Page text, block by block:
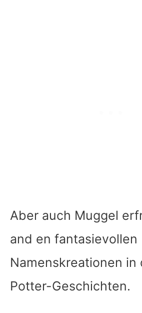
Aber auch Muggel
and en fantasievollen
Namenskreationen in
Potter-Geschichten.